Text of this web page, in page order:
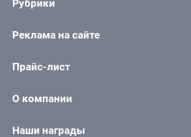
Рубрики
Реклама на сайте
Прайс-лист
О компании
Наши награды